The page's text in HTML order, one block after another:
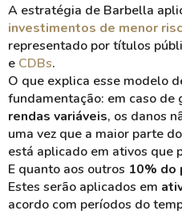
A estratégia de Barbella
investimentos de menor
representado por títulos
e CDBs.
O que explica esse modelo
fundamentação: em caso de
rendas variáveis, os danos
uma vez que a maior parte
está aplicado em ativos que
E quanto aos outros 10% do
Estes serão aplicados em
acordo com períodos do